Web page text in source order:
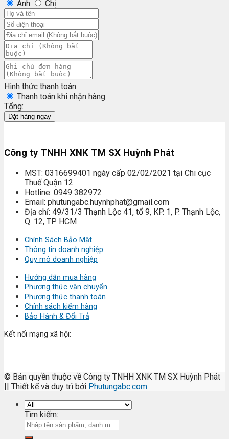
Anh Chị
Hình thức thanh toán
Thanh toán khi nhận hàng
Tổng:
Đặt hàng ngay
Công ty TNHH XNK TM SX Huỳnh Phát
MST: 0316699401 ngày cấp 02/02/2021 tại Chi cục
Thuế Quận 12
Hotline: 0949 382972
Email: phutungabc.huynhphat@gmail.com
Địa chỉ: 49/31/3 Thạnh Lộc 41, tổ 9, KP. 1, P. Thạnh Lộc,
Q. 12, TP. HCM
Chính Sách Bảo Mật
Thông tin doanh nghiệp
Quy mô doanh nghiệp
Hướng dẫn mua hàng
Phương thức vận chuyển
Phương thức thanh toán
Chính sách kiểm hàng
Bảo Hành & Đổi Trả
Kết nối mạng xã hội:
© Bản quyền thuộc về Công ty TNHH XNK TM SX Huỳnh Phát
|| Thiết kế và duy trì bởi Phutungabc.com
Tìm kiếm: